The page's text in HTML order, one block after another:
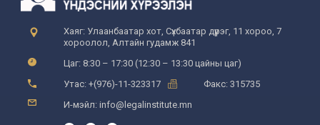
Хаяг: Улаанбаатар хот, Сүхбаатар дүүрэг, 11 хороо, 7
хороолол, Алтайн гудамж 841
Цаг: 8:30 – 17:30 (12:30 – 13:30 цайны цаг)
Утас: +(976)-11-323317
Факс: 315735
И-мэйл: info@legalinstitute.mn